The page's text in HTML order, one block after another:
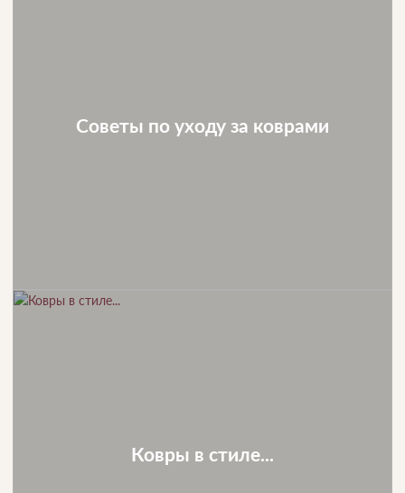
Советы по уходу за коврами
Ковры в стиле...